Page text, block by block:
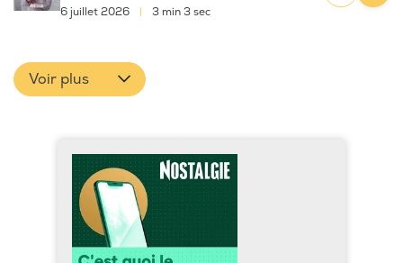
6 juillet 2026 3 min 3 sec
Voir plus